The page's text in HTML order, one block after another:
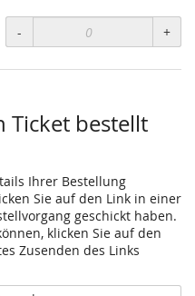
- +
Ticket bestellt
Ihrer Bestellung
Sie auf den Link in einer
geschickt haben.
klicken Sie auf den
Zusenden des Links